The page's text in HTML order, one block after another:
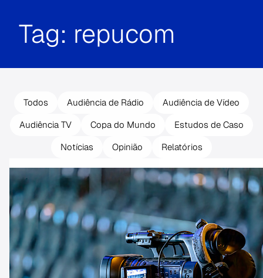
Tag: repucom
Todos Audiência de Rádio
Audiência de Vídeo
Audiência TV
Copa do Mundo
Estudos de Caso
Notícias
Opinião Relatórios